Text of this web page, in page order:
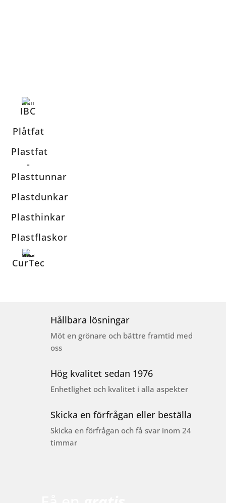
IBC
Plåtfat
Plastfat
-
Plasttunnar
Plastdunkar
Plasthinkar
Plastflaskor
CurTec
Hållbara lösningar
Möt en grönare och bättre framtid med
oss
Hög kvalitet sedan 1976
Enhetlighet och kvalitet i alla aspekter
Skicka en förfrågan eller beställa
Skicka en förfrågan och få svar inom 24
timmar